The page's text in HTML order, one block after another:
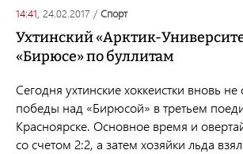
14:41, 24.02.2017 / спорт
Ухтинский «Арктик-
«Бирюсе» по буллитам
Сегодня ухтинские хоккеистки вновь не
победы над «Бирюсой» в третьем
Красноярске. Основное время и
со счетом 2:2, а затем хозяйки льда